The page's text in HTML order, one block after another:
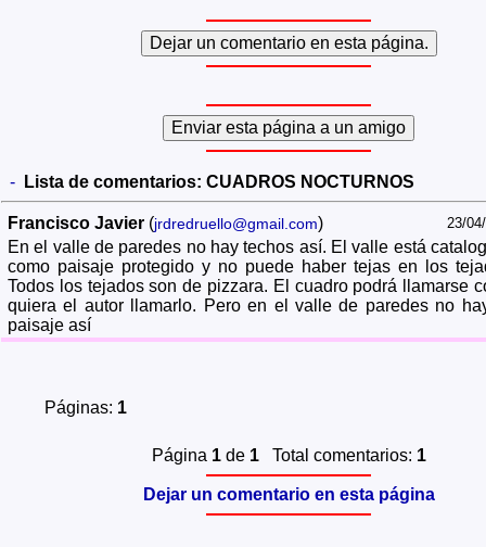
- Lista de comentarios: CUADROS NOCTURNOS
Francisco Javier (jrdredruello@gmail.com) 23/
En el valle de paredes no hay techos así. El valle está
como paisaje protegido y no puede haber tejas en los
Todos los tejados son de pizzara. El cuadro podrá llamarse
quiera el autor llamarlo. Pero en el valle de paredes no
paisaje así
Páginas: 1
Página 1de 1 Total comentarios: 1
Dejar un comentario en esta página